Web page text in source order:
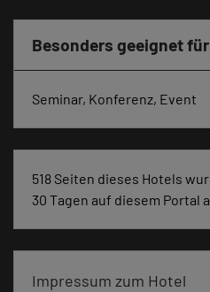
Besonders geeignet für
Seminar, Konferenz, Event
518 Seiten dieses Hotels
30 Tagen auf diesem Portal
Impressum zum Hotel